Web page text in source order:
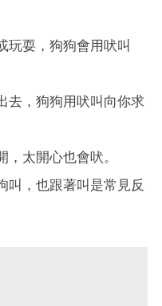
玩耍，狗狗會用吠叫
去，狗狗用吠叫向你求
太開心也會吠。
叫，也跟著叫是常見反